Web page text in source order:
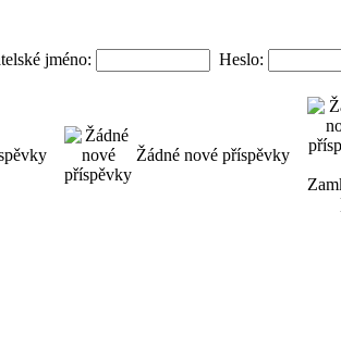
jméno: Heslo:
Žádné nové příspěvky